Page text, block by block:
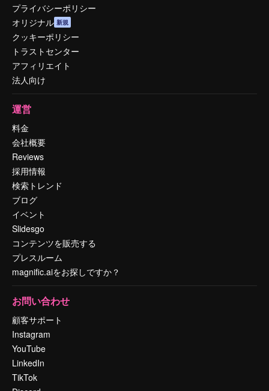
プライバシーポリシー
オリジナル 新規
クッキーポリシー
トラストセンター
アフィリエイト
法人向け
運営
料金
会社概要
Reviews
採用情報
検索トレンド
ブログ
イベント
Slidesgo
コンテンツを販売する
プレスルーム
magnific.aiをお探しですか？
お問い合わせ
顧客サポート
Instagram
YouTube
LinkedIn
TikTok